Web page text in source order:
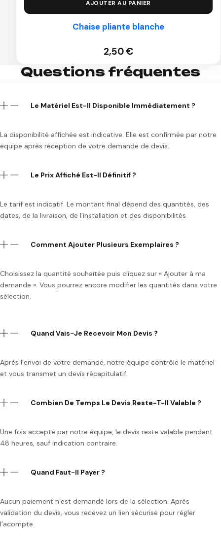
AJOUTER AU PANIER
Chaise pliante blanche
2,50€
Questions fréquentes
Le Matériel Est-Il Disponible Immédiatement ?
La disponibilité affichée est indicative. Elle est confirmée par notre
équipe après réception de votre demande de devis.
Le Prix Affiché Est-Il Définitif ?
Le tarif est indicatif. Le montant final dépend des quantités, des
dates, de la livraison, de l’installation et des disponibilités.
Comment Ajouter Plusieurs Exemplaires ?
Choisissez la quantité souhaitée puis cliquez sur « Ajouter à ma
demande ». Vous pourrez encore modifier les quantités dans votre
sélection.
Quand Vais-Je Recevoir Mon Devis ?
Après l’envoi de votre demande, notre équipe contrôle le matériel
et vous transmet un devis récapitulatif.
Combien De Temps Le Devis Reste-T-Il Valable ?
Une fois accepté par notre équipe, le devis reste valable pendant
48 heures, sauf indication contraire.
Quand Faut-Il Payer ?
Aucun paiement n’est demandé lors de la sélection. Après
validation du devis, vous recevez un lien sécurisé pour régler
l’acompte.